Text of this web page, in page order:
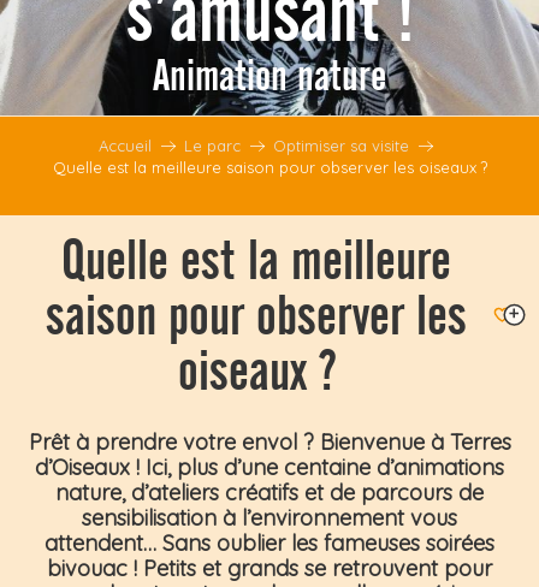
Animation nature
Accueil Le parc
Optimiser sa visite
Quelle est la meilleure saison pour observer les oiseaux ?
Quelle est la meilleure
saison pour observer les
oiseaux ?
Prêt à prendre votre envol ? Bienvenue à Terres
d’Oiseaux ! Ici, plus d’une centaine d’animations
nature, d’ateliers créatifs et de parcours de
sensibilisation à l’environnement vous
attendent… Sans oublier les fameuses soirées
bivouac ! Petits et grands se retrouvent pour